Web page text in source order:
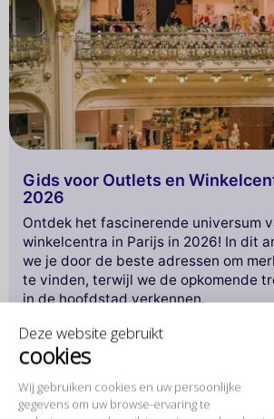
Deze website gebruikt
cookies
Wij gebruiken cookies en uw persoonlijke
gegevens om uw browse-ervaring te
Gids voor Outlets en
2026
Ontdek het fascinerende universum
winkelcentra in Parijs in 2026! In dit
we je door de beste adressen om
te vinden, terwijl we de opkomende
in de hoofdstad verkennen.
Of je nu een slimme koper bent of
bent naar een dag van ontspanning,
onthult de must-haves op het gebied
gastronomie en vrijetijdsbesteding.
een unieke winkelervaring in het hart